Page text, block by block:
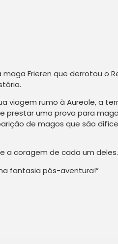
Frieren que derrotou o
viagem rumo à Aureole, a
prestar uma prova para
de magos que são
a coragem de cada um deles.
fantasia pós-aventura!”